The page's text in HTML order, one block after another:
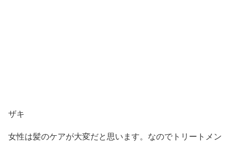
ザキ
女性は髪のケアが大変だと思います。なのでトリートメン